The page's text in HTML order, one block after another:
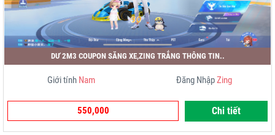
DƯ 2M3 COUPON SĂNG XE,ZING TRẮNG THÔNG TIN..
Giới tính Nam Đăng NhậpZing
550,000 Chi tiết